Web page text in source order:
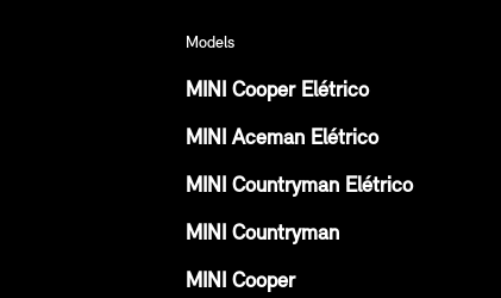
Models
MINI Cooper Elétrico
MINI Aceman Elétrico
MINI Countryman Elétrico
MINI Countryman
MINI Cooper